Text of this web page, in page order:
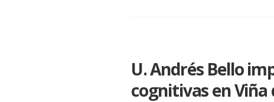
U. Andrés Bello
cognitivas en Viña